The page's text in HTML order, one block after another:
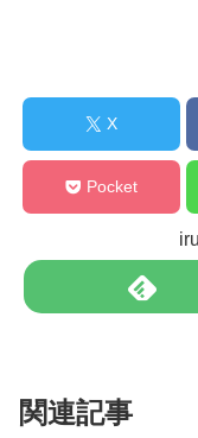
X
Pocket
関連記事